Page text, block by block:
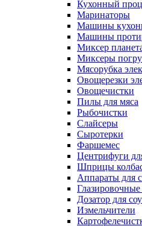
Кухонный
Маринаторы
Машины
Машины
Миксер
Миксеры
Мясорубка
Овощерезки
Овощечистки
Пилы для мяса
Рыбочистки
Слайсеры
Сыротерки
Фаршемес
Центрифуги
Шприцы
Аппараты для
Дозатор для
Измельчители